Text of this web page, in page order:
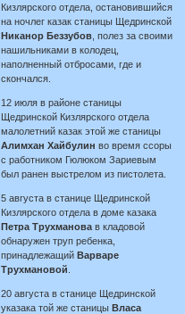
Кизлярского отдела, остановившийся
на ночлег казак станицы Щедринской
Никанор Беззубов , полез за своими
нашильниками в колодец,
наполненный отбросами, где и
скончался.
12 июля в районе станицы
Щедринской Кизлярского отдела
малолетний казак этой же станицы
Алимхан Хайбулин во время ссоры
с работником Гюлюком Зариевым
был ранен выстрелом из пистолета.
5 августа в станице Щедринской
Кизлярского отдела в доме казака
Петра Трухманова в кладовой
обнаружен труп ребенка,
принадлежащийВарваре
Трухмановой
20 августа в станице Щедринской
указака той же станицыВласа